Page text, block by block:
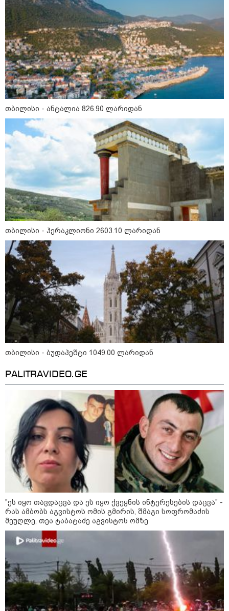
ჭურვი გამორიყა, ადგილზე
მობილიზებულია პოლიცია და
სამაშველო" - რას წერს და რა
კადრებს აქვეყნებს თათია
ნიკოლაშვილი?
12:18 / 08-08-2026
"რუსეთმა განახორციელა
საქართველოს ტერიტორიების
20%-ის ოკუპაცია და
სააკაშვილის, მისი რეჟიმის
ღალატი ვერანაირად ვერ
გადაფარავს ამ დანაშაულს" -
ირაკლი კობახიძე
13:16 / 08-08-2026
"ძალიან ბევრ ინფორმაციას
ვიღებთ ხალხისგან" - რას წერს
ადვოკატი ტარიელ კაკაბაძე
თბილისი - ანტალია 826.90
ლარიდან
თბილისი - ჰერაკლიონი 2603.10
ლარიდან
თბილისი - რომი 1316.70 ლარიდან
მნიშვნელოვანი ინფორმაცია
თბილისი - ანტალია 826.90 ლარიდან
თბილისი - ჰერაკლიონი 2603.10 ლარიდან
თბილისი - ბუდაპეშტი 1049.00 ლარიდან
PALITRAVIDEO.GE
"ეს იყო თავდაცვა და ეს იყო ქვეყნის ინტერესების დაცვა" -
რას ამბობს აგვისტოს ომის გმირის, შმაგი სოფრომაძის
მეუღლე, თეა ტაბატაძე აგვისტოს ომზე